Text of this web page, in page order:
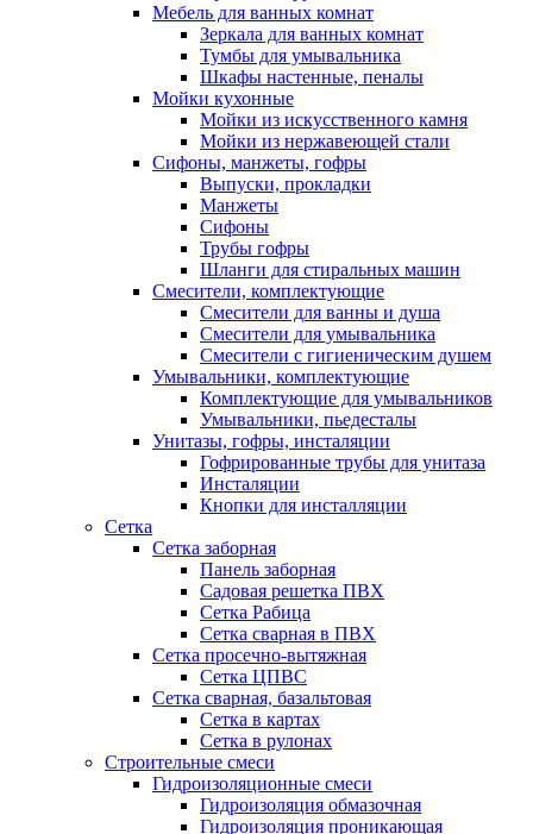
Мебель для ванных комнат
Зеркала для ванных комнат
Тумбы для умывальника
Шкафы настенные, пеналы
Мойки кухонные
Мойки из искусственного камня
Мойки из нержавеющей стали
Сифоны, манжеты, гофры
Выпуски, прокладки
Манжеты
Сифоны
Трубы гофры
Шланги для стиральных машин
Смесители, комплектующие
Смесители для ванны и душа
Смесители для умывальника
Смесители с гигиеническим душем
Умывальники, комплектующие
Комплектующие для умывальников
Умывальники, пьедесталы
Унитазы, гофры, инсталяции
Гофрированные трубы для унитаза
Инсталяции
Кнопки для инсталляции
Сетка
Сетка заборная
Панель заборная
Садовая решетка ПВХ
Сетка Рабица
Сетка сварная в ПВХ
Сетка просечно-вытяжная
Сетка ЦПВС
Сетка сварная, базальтовая
Сетка в картах
Сетка в рулонах
Строительные смеси
Гидроизоляционные смеси
Гидроизоляция обмазочная
Гидроизоляция проникающая